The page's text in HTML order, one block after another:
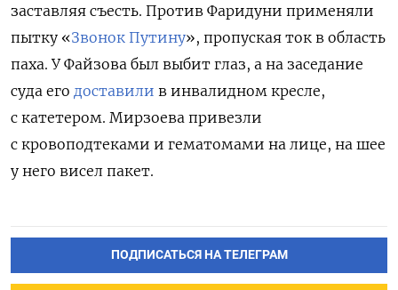
заставляя съесть. Против Фаридуни применяли
пытку «Звонок Путину», пропуская ток в область
паха. У Файзова был выбит глаз, а на заседание
суда его доставили в инвалидном кресле,
с катетером. Мирзоева привезли
с кровоподтеками и гематомами на лице, на шее
у него висел пакет.
ПОДПИСАТЬСЯ НА ТЕЛЕГРАМ